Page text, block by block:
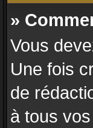
»
Vous
Une fois
de
à tous